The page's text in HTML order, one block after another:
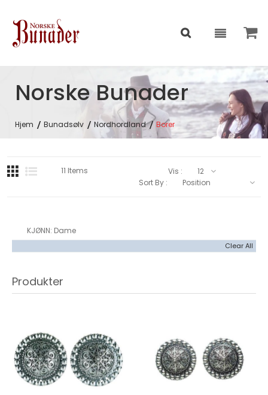
Norske Bunader
Hjem Bunadsølv Nordhordland Borer
KJØNN Dame
Clear All
Produkter
11 Items
Vis :
Sort By :